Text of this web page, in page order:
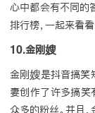
心中都会有不同的
排行榜，一起来看看
10.金刚嫂
金刚嫂是抖音搞笑
妻创作了许多搞笑
众多的粉丝。并且